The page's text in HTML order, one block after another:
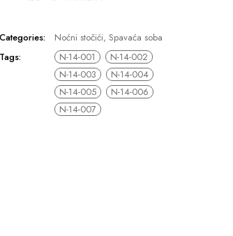
Categories: Noćni stočići,Spavaća soba
Tags:
N-14-001
N-14-002
N-14-003
N-14-004
N-14-005
N-14-006
N-14-007